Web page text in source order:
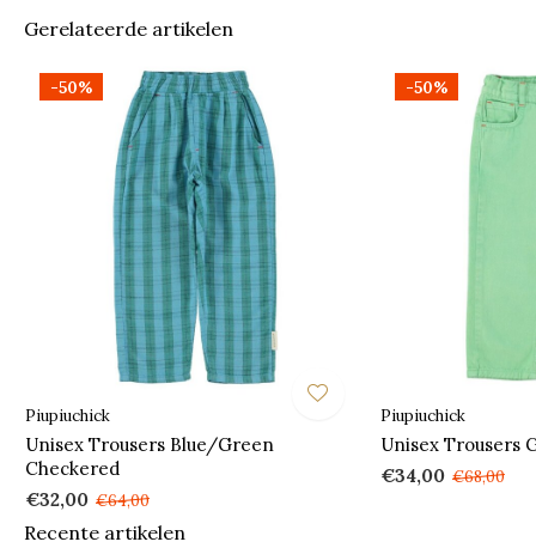
Gerelateerde artikelen
-50%
Piupiuchick
Unisex Trousers Blue/Green
Checkered
€32,00 €64,00
-50%
Piupiuchick
Unisex Trousers
€34,00 €68,00
Recente artikelen